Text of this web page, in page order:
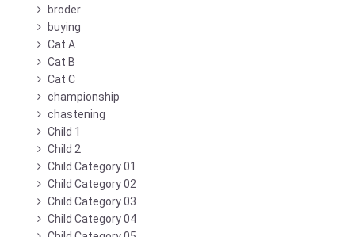
broder
buying
Cat A
Cat B
Cat C
championship
chastening
Child 1
Child 2
Child Category 01
Child Category 02
Child Category 03
Child Category 04